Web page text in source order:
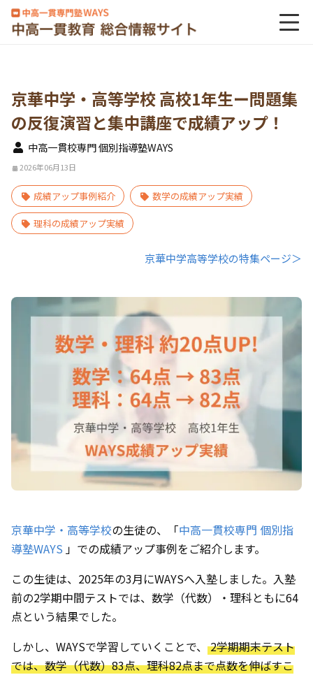
京華中学・高等学校 高校1年生ー問題集
の反復演習と集中講座で成績アップ！
中高一貫校専門 個別指導塾WAYS
2026年06月13日
成績アップ事例紹介 数学の成績アップ実績
理科の成績アップ実績
京華中学高等学校の特集ページ＞
京華中学・高等学校の生徒の、「中高一貫校専門 個別指
導塾WAYS 」での成績アップ事例をご紹介します。
この生徒は、2025年の3月にWAYSへ入塾しました。入塾
前の2学期中間テストでは、数学（代数）・理科ともに64
点という結果でした。
しかし、WAYSで学習していくことで、 2学期期末テスト
では、数学（代数）83点、理科82点まで点数を伸ばすこ